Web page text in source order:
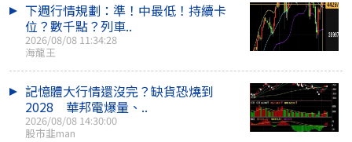
下週行情規劃：準！中最低！持續卡
位？數千點？列車..
2026/08/08 11:34:28
海龍王
記憶體大行情還沒完？缺貨恐燒到
2028 華邦電爆量、..
2026/08/08 14:30:00
股市韭man